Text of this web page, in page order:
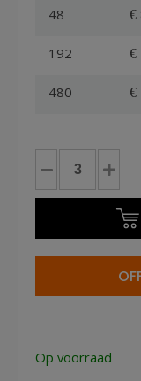
48
€
192
€
480
€
Magazijnbak
aantal
Op voorraad